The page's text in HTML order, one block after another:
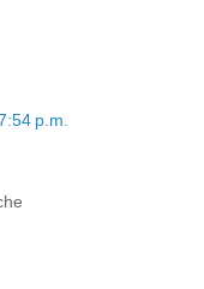
p.m.